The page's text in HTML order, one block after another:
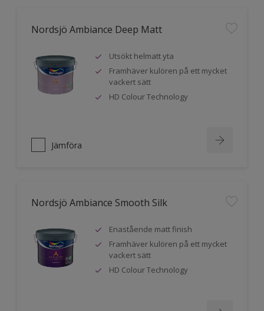
Nordsjö Ambiance Deep Matt
Utsökt helmatt yta
Framhäver kulören på ett mycket
vackert sätt
HD Colour Technology
Jämföra
Nordsjö Ambiance Smooth Silk
Enastående matt finish
Framhäver kulören på ett mycket
vackert sätt
HD Colour Technology